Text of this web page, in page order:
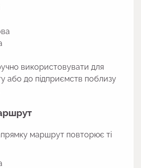
використовувати для
або до підприємств поблизу
маршрут повторює ті